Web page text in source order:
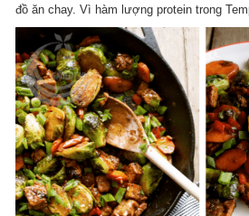
đồ ăn chay. Vì hàm lượng protein trong